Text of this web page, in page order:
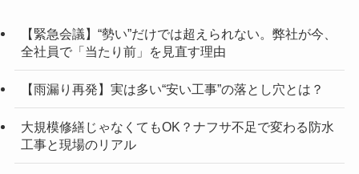
【緊急会議】“勢い”だけでは超えられない。弊社が今、
全社員で「当たり前」を見直す理由
【雨漏り再発】実は多い“安い工事”の落とし穴とは？
大規模修繕じゃなくてもOK？ナフサ不足で変わる防水
工事と現場のリアル